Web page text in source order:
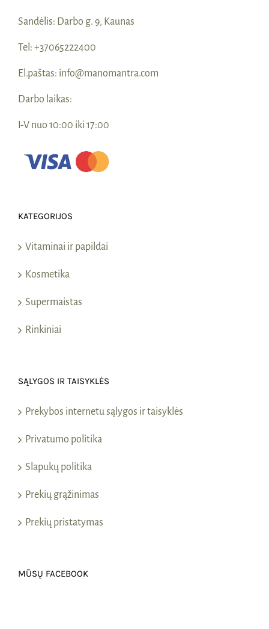
Sandėlis: Darbo g. 9, Kaunas
Tel: +37065222400
El.paštas: info@manomantra.com
Darbo laikas:
I-V nuo 10:00 iki 17:00
KATEGORIJOS
Vitaminai ir papildai
Kosmetika
Supermaistas
Rinkiniai
SĄLYGOS IR TAISYKLĖS
Prekybos internetu sąlygos ir taisyklės
Privatumo politika
Slapukų politika
Prekių grąžinimas
Prekių pristatymas
MŪSŲ FACEBOOK